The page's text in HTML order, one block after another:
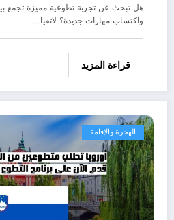
هل تبحث عن تجربة تطوعية مميزة تجمع
واكتساب مهارات جديدة؟ لاتفيا…
قراءة المزيد
الهجرة والإقامة